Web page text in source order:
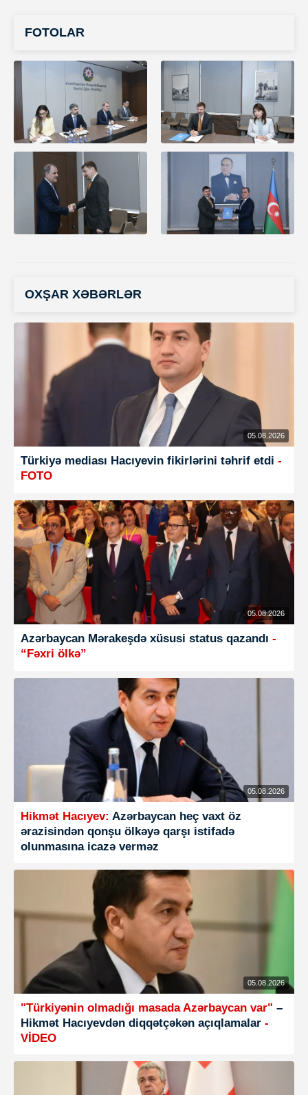
FOTOLAR
OXŞAR XƏBƏRLƏR
05.08.2026
Türkiyə mediası Hacıyevin fikirlərini təhrif etdi -
FOTO
05.08.2026
Azərbaycan Mərakeşdə xüsusi status qazandı -
“Fəxri ölkə”
05.08.2026
Hikmət Hacıyev: Azərbaycan heç vaxt öz
ərazisindən qonşu ölkəyə qarşı istifadə
olunmasına icazə verməz
05.08.2026
"Türkiyənin olmadığı masada Azərbaycan var" –
Hikmət Hacıyevdən diqqətçəkən açıqlamalar -
VİDEO